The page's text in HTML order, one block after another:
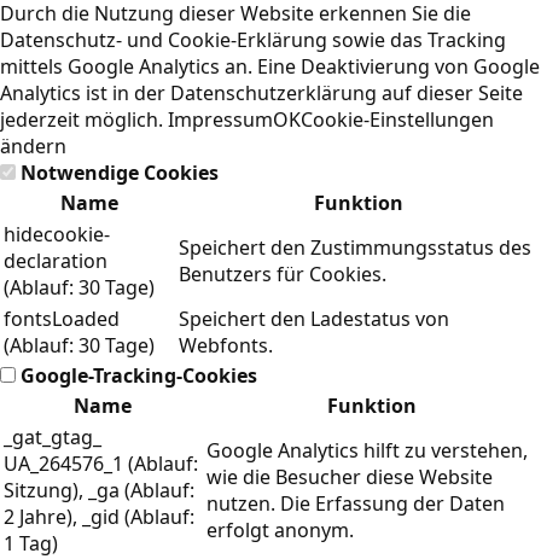
Durch die Nutzung dieser Website erkennen Sie die
Datenschutz- und Cookie-Erklärung sowie das Tracking
mittels Google Analytics an. Eine Deaktivierung von Google
Analytics ist in der Datenschutzerklärung auf dieser Seite
jederzeit möglich. ImpressumOKCookie-Einstellungen
ändern
Notwendige Cookies
Name
Funktion
hidecookie-
declaration
(Ablauf: 30 Tage)
Speichert den Zustimmungsstatus des
Benutzers für Cookies.
fontsLoaded
(Ablauf: 30 Tage)
Speichert den Ladestatus von
Webfonts.
Google-Tracking-Cookies
Name
Funktion
_gat_gtag_
UA_264576_1 (Ablauf:
Sitzung), _ga (Ablauf:
2 Jahre), _gid (Ablauf:
1 Tag)
Google Analytics hilft zu verstehen,
wie die Besucher diese Website
nutzen. Die Erfassung der Daten
erfolgt anonym.